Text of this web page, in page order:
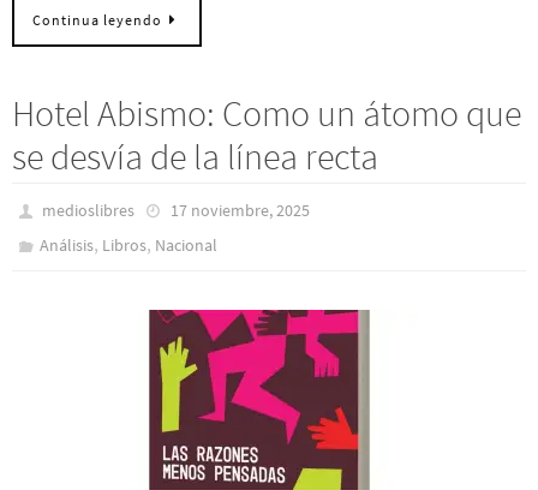
Continua leyendo
Hotel Abismo: Como un átomo que
se desvía de la línea recta
medioslibres
17 noviembre, 2025
Análisis, Libros, Nacional